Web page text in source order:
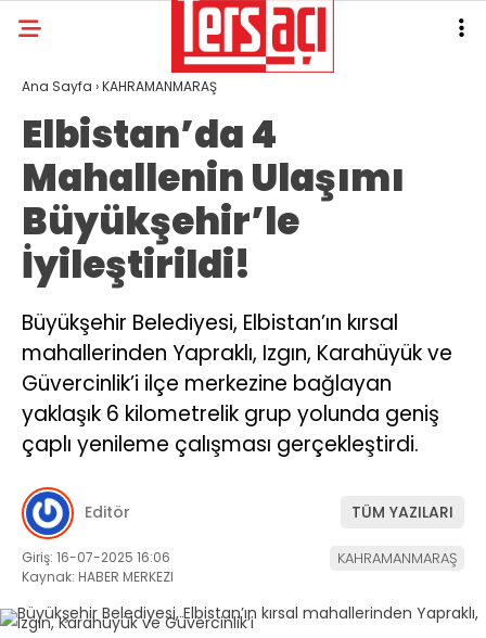
27.1°
KAHRAMANMARAŞ
GALERİ VİDEO
GÜNDEM
ASAYİŞ
DÜNYA
KAHRAMANMARAŞ
SPOR
TEKNOLOJİ
DİĞER
Ana Sayfa ›KAHRAMANMARAŞ
Elbistan’da 4
Mahallenin Ulaşımı
Büyükşehir’le
İyileştirildi!
Büyükşehir Belediyesi, Elbistan’ın kırsal
mahallerinden Yapraklı, Izgın, Karahüyük ve
Güvercinlik’i ilçe merkezine bağlayan
yaklaşık 6 kilometrelik grup yolunda geniş
çaplı yenileme çalışması gerçekleştirdi.
Editör TÜM YAZILARI
Giriş: 16-07-2025 16:06
Kaynak: HABER MERKEZI
KAHRAMANMARAŞ